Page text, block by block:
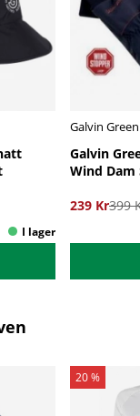
Galvin Green
Galvin
Wind Dam
239 Kr399
20 %